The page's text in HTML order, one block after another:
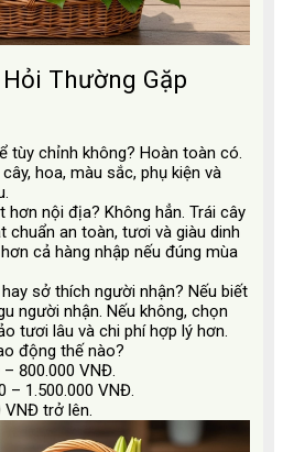
Thường Gặp
tùy chỉnh không? Hoàn toàn có.
hoa, màu sắc, phụ kiện và
hơn nội địa? Không hẳn. Trái cây
chuẩn an toàn, tươi và giàu dinh
cả hàng nhập nếu đúng mùa
sở thích người nhận? Nếu biết
người nhận. Nếu không, chọn
tươi lâu và chi phí hợp lý hơn.
động thế nào?
800.000 VNĐ.
– 1.500.000 VNĐ.
VNĐ trở lên.